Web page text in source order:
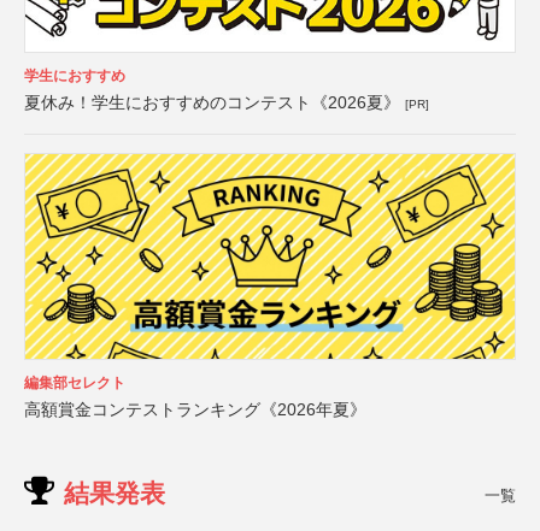
学生におすすめ
夏休み！学生におすすめのコンテスト《2026夏》 [PR]
編集部セレクト
高額賞金コンテストランキング《2026年夏》
結果発表 一覧